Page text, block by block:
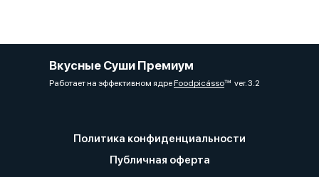
Вкусные Суши Премиум
Работает на эффективном ядреFoodpicássover. 3.2
Политика конфиденциальности
Публичная оферта